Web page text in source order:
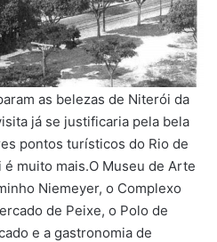
as belezas de Niterói da
já se justificaria pela bela
pontos turísticos do Rio de
muito mais.O Museu de Arte
Niemeyer, o Complexo
de Peixe, o Polo de
e a gastronomia de